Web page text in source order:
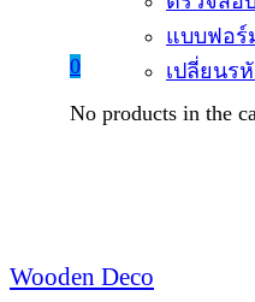
แบบฟอร์
เปลี่ยนร
0
No products in the
Wooden Deco